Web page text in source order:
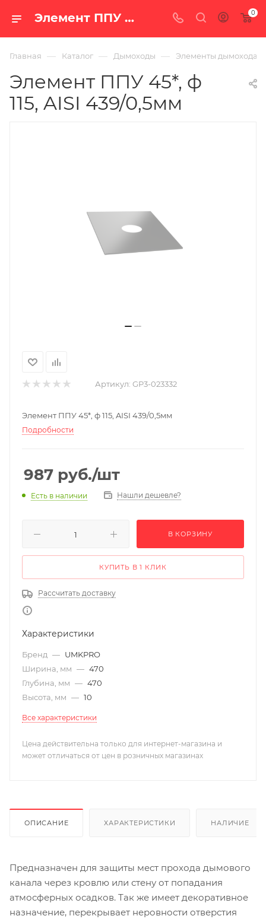
Элемент ППУ 45*, ф 115, AISI 439/0,5мм — купить в Екатеринбурге по цене 987 руб. в интернет-магазине «100 печей.ру» 0
Главная — Каталог — Дымоходы — Элементы дымохода
Элемент ППУ 45*, ф
115, AISI 439/0,5мм
Артикул: GP3-023332
Элемент ППУ 45*, ф 115, AISI 439/0,5мм
Подробности
987 руб./шт
Есть в наличии Нашли дешевле?
В КОРЗИНУ
КУПИТЬ В 1 КЛИК
Рассчитать доставку
Характеристики
Бренд — UMKPRO
Ширина, мм — 470
Глубина, мм — 470
Высота, мм — 10
Все характеристики
Цена действительна только для интернет-магазина и
может отличаться от цен в розничных магазинах
ОПИСАНИЕ ХАРАКТЕРИСТИКИ НАЛИЧИЕ
Предназначен для защиты мест прохода дымового
канала через кровлю или стену от попадания
атмосферных осадков. Так же имеет декоративное
назначение, перекрывает неровности отверстия